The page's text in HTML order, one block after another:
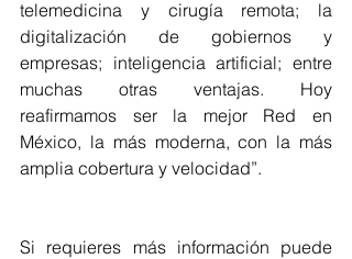
telemedicina y cirugía remota; la
digitalización de gobiernos y
empresas; inteligencia artificial; entre
muchas otras ventajas. Hoy
reafirmamos ser la mejor Red en
México, la más moderna, con la más
amplia cobertura y velocidad”.
Si requieres más información puede